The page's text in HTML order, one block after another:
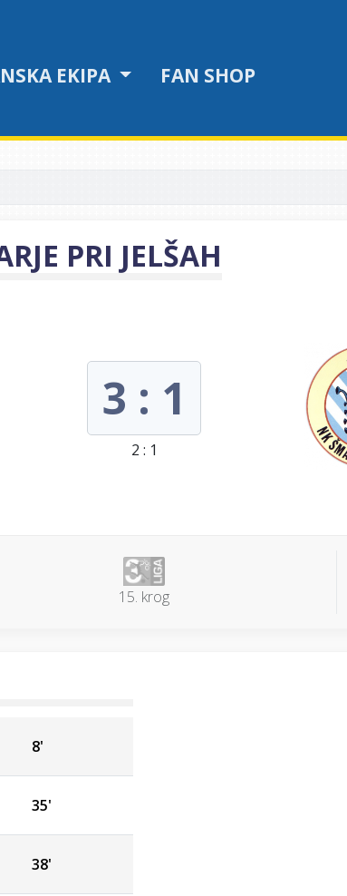
EKIPA FAN SHOP
PRI JELŠAH
3 : 1
2 : 1
15. krog
8'
35'
38'